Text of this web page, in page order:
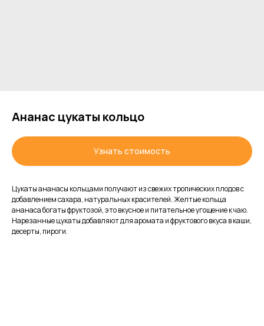
Ананас цукаты кольцо
Узнать стоимость
Цукаты ананасы кольцами получают из свежих тропических плодов с
добавлением сахара, натуральных красителей. Желтые кольца
ананаса богаты фруктозой, это вкусное и питательное угощение к чаю.
Нарезанные цукаты добавляют для аромата и фруктового вкуса в каши,
десерты, пироги.